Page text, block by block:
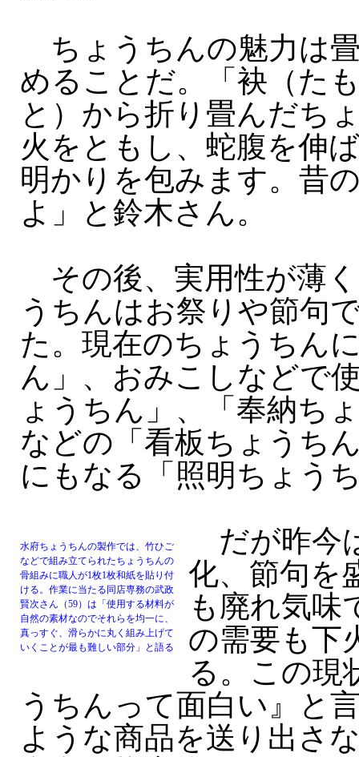
ちょうちんの魅力は
めることだ。「袂（た
と）から折り畳んだち
火をともし、蛇腹を伸
明かりを包みます。昔
よ」と鈴木さん。
その後、実用性が薄
うちんはお祭りや節句
た。現在のちょうちん
ん」、おみこしなどで
ょうちん」、「奉納ち
などの「看板ちょうち
にもなる「照明ちょう
水府ちょうちんの製作では、竹ひご
などで組み立てられたちょうちんの
骨組みに職人が1枚1枚和紙を貼り付
ける。作業に当たる同店専務の武政
賢次さん（59）は「使用する材料が
自然の素材なのでそれらを均一に、
真っすぐ、滑らかに丸く組み上げて
いくことが最も難しい部分」と語る
だが昨今
化、節句を
も廃れ気味
の需要も下
る。この現
うちんって面白い』と
ような商品を送り出さ